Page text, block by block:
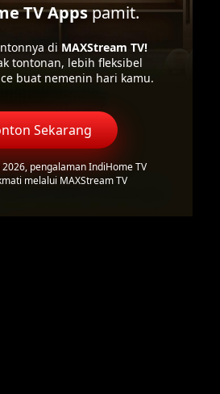
TV Appspamit.
di MAXStream TV!
tontonan, lebih fleksibel
buat nemenin hari kamu.
Sekarang
2026, pengalaman IndiHome TV
melalui MAXStream TV